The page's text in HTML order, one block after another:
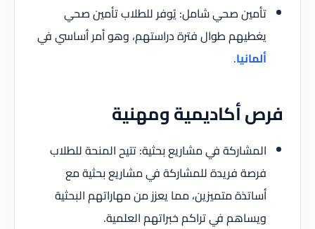
تأمين صحي شامل: يُوفر للطلاب تأمين صحي
يغطيهم طوال فترة دراستهم، وهو أمر أساسي في
ألمانيا.
فرص أكاديمية ومهنية
المشاركة في مشاريع بحثية: تتيح المنحة للطلاب
فرصة فريدة للمشاركة في مشاريع بحثية مع
أساتذة متميزين، مما يعزز من مهاراتهم البحثية
ويساهم في تراكم خبراتهم العلمية.